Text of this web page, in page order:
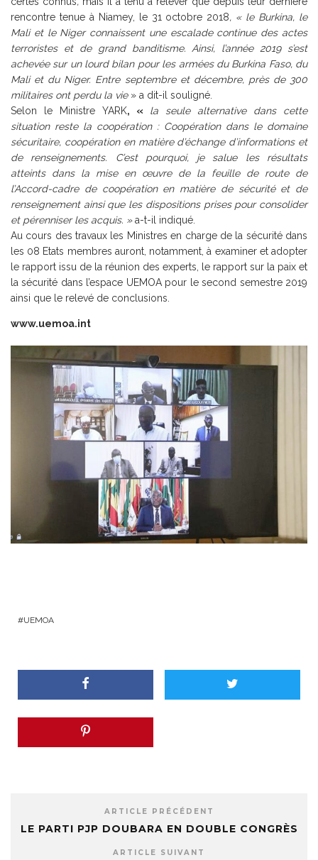
rencontre tenue à Niamey, le 31 octobre 2018, « le Burkina, le
Mali et le Niger connaissent une escalade continue des actes
terroristes et de grand banditisme. Ainsi, l’année 2019 s’est
achevée sur un lourd bilan pour les armées du Burkina Faso, du
Mali et du Niger. Entre septembre et décembre, près de 300
militaires ont perdu la vie» a dit-il souligné.
Selon le Ministre YARK, « la seule alternative dans cette
situation reste la coopération : Coopération dans le domaine
sécuritaire, coopération en matière d’échange d’informations et
de renseignements. C’est pourquoi, je salue les résultats
atteints dans la mise en œuvre de la feuille de route de
l’Accord-cadre de coopération en matière de sécurité et de
renseignement ainsi que les dispositions prises pour consolider
et pérenniser les acquis. »a-t-il indiqué.
Au cours des travaux les Ministres en charge de la sécurité dans
les 08 Etats membres auront, notamment, à examiner et adopter
le rapport issu de la réunion des experts, le rapport sur la paix et
la sécurité dans l’espace UEMOA pour le second semestre 2019
ainsi que le relevé de conclusions.
www.uemoa.int
UEMOA
ARTICLE PRÉCÉDENT
LE PARTI PJP DOUBARA EN DOUBLE CONGRÈS
ARTICLE SUIVANT